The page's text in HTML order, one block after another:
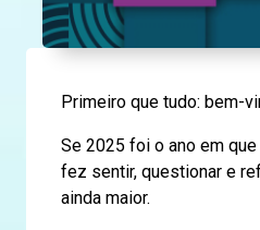
Primeiro que tudo: bem-
Se 2025 foi o ano em
fez sentir, questionar e
ainda maior.